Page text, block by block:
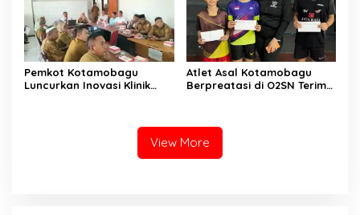
Pemkot Kotamobagu
Luncurkan Inovasi Klinik
Atlet Asal Kotamobagu
Berpreatasi di O2SN Terima
View More